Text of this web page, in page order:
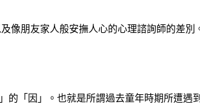
像朋友家人般安撫人心的心理諮詢師的差
「因」。也就是所謂過去童年時期所遭